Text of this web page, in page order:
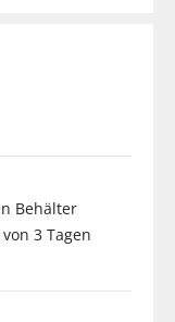
Behälter
3 Tagen